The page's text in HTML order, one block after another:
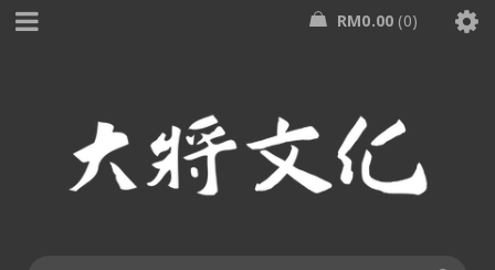
RM0.00 0